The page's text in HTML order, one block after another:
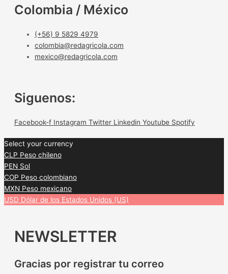
Colombia / México
(+56) 9 5829 4979
colombia@redagricola.com
mexico@redagricola.com
Siguenos:
Facebook-f Instagram Twitter Linkedin Youtube Spotify
Select your currency
CLP Peso chileno
PEN Sol
COP Peso colombiano
MXN Peso mexicano
USD Dólar de los Estados Unidos (US)
NEWSLETTER
Gracias por registrar tu correo